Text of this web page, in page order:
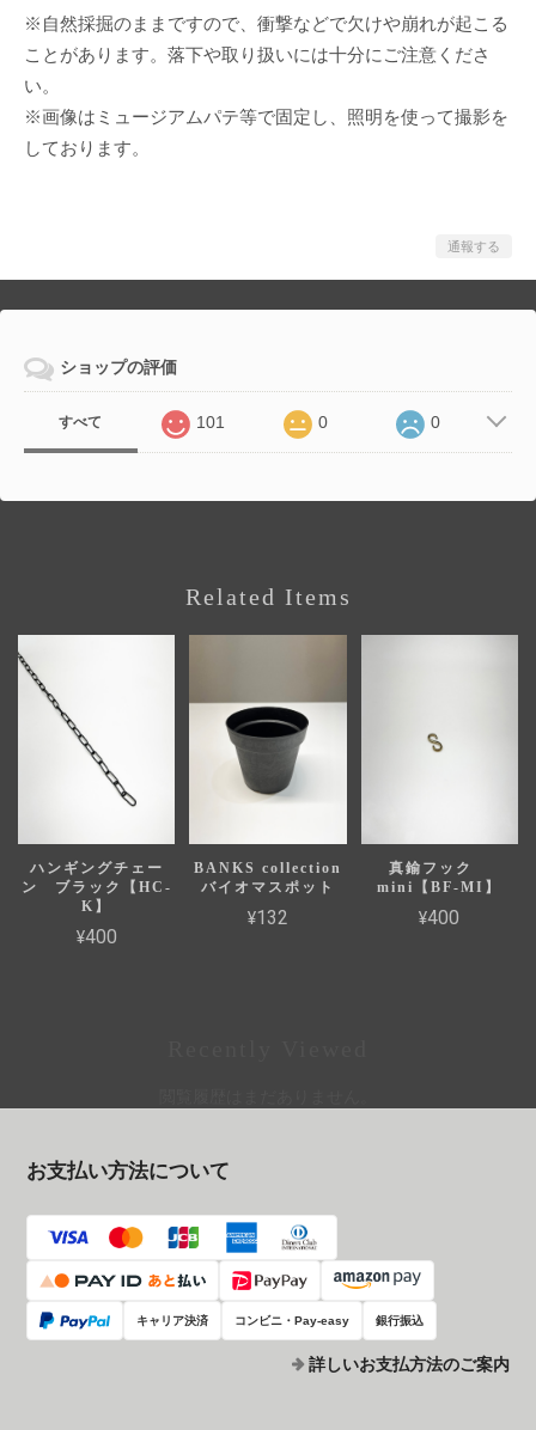
※自然採掘のままですので、衝撃などで欠けや崩れが起こる
ことがあります。落下や取り扱いには十分にご注意くださ
い。
※画像はミュージアムパテ等で固定し、照明を使って撮影を
しております。
通報する
ショップの評価
すべて 101 0 0
Related Items
ハンギングチェー
ン ブラック【HC-
K】
¥400
BANKS collection
バイオマスポット
¥132
真鍮フック
mini【BF-MI】
¥400
お支払い方法について
キャリア決済 コンビニ・Pay-easy 銀行振込
詳しいお支払方法のご案内